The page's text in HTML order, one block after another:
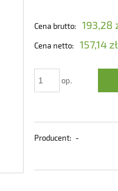
płatności
Cena brutto: 193,28
Cena netto: 157,14 zł
op.
Producent: -